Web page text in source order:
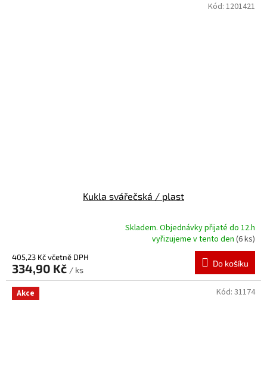
Kukla svářečská / plast
produktu
je
5,0
5
Skladem. Objednávky přijaté do 12.h
vyřizujeme v tento den(6 ks)
405,23 Kč včetně DPH
334,90 Kč / ks
Do košíku
Kód: 1201421
Akce Kód: 31174